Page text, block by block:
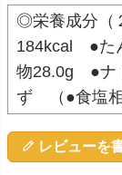
◎栄養成分（
184kcal ●た
物28.0g ●ナ
ず （●食塩相
レビューを